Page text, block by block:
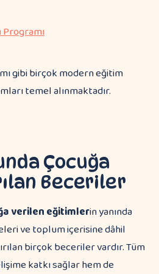
gibi birçok modern eğitim
temel alınmaktadır.
Çocuğa
Beceriler
verilen eğitimlerin yanında
ve toplum içerisine dâhil
birçok beceriler vardır. Tüm
katkı sağlar hem de